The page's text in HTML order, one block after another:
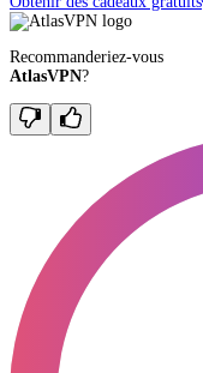
Recommanderiez-vous
AtlasVPN?